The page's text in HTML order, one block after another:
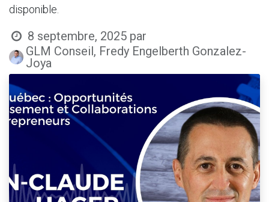
disponible.
8 septembre, 2025 par
GLM Conseil, Fredy Engelberth Gonzalez-
Joya